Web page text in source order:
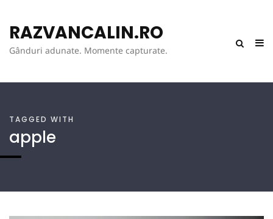
RAZVANCALIN.RO
Gânduri adunate. Momente capturate.
TAGGED WITH
apple